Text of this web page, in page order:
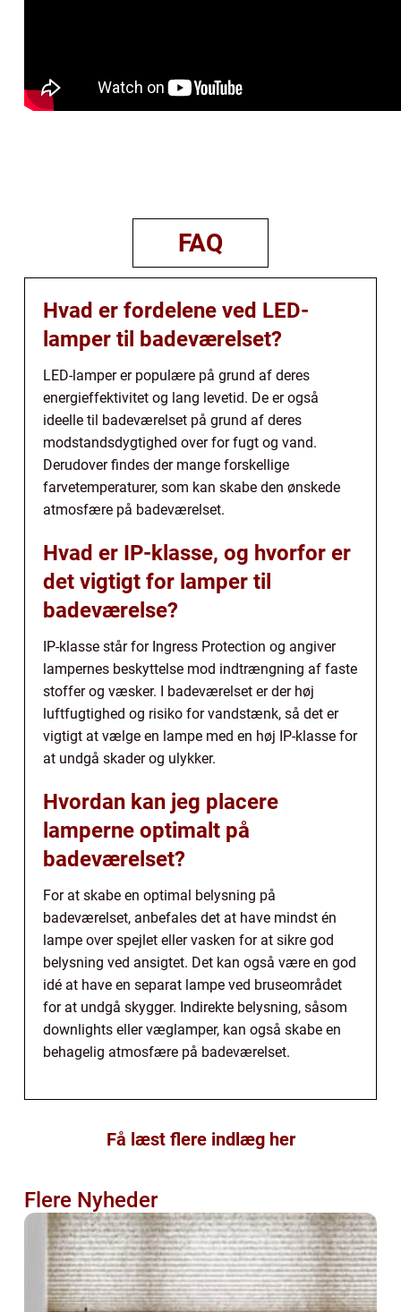
FAQ
Hvad er fordelene ved LED-
lamper til badeværelset?
LED-lamper er populære på grund af deres
energieffektivitet og lang levetid. De er også
ideelle til badeværelset på grund af deres
modstandsdygtighed over for fugt og vand.
Derudover findes der mange forskellige
farvetemperaturer, som kan skabe den ønskede
atmosfære på badeværelset.
Hvad er IP-klasse, og hvorfor er
det vigtigt for lamper til
badeværelse?
IP-klasse står for Ingress Protection og angiver
lampernes beskyttelse mod indtrængning af faste
stoffer og væsker. I badeværelset er der høj
luftfugtighed og risiko for vandstænk, så det er
vigtigt at vælge en lampe med en høj IP-klasse for
at undgå skader og ulykker.
Hvordan kan jeg placere
lamperne optimalt på
badeværelset?
For at skabe en optimal belysning på
badeværelset, anbefales det at have mindst én
lampe over spejlet eller vasken for at sikre god
belysning ved ansigtet. Det kan også være en god
idé at have en separat lampe ved bruseområdet
for at undgå skygger. Indirekte belysning, såsom
downlights eller væglamper, kan også skabe en
behagelig atmosfære på badeværelset.
Få læst flere indlæg her
Flere Nyheder